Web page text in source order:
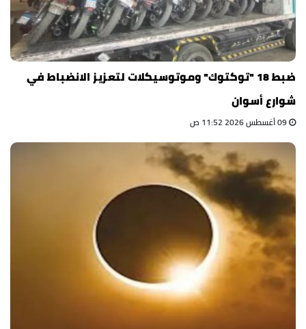
ضبط 18 "توكتوك" وموتوسيكلات لتعزيز الانضباط في
شوارع أسوان